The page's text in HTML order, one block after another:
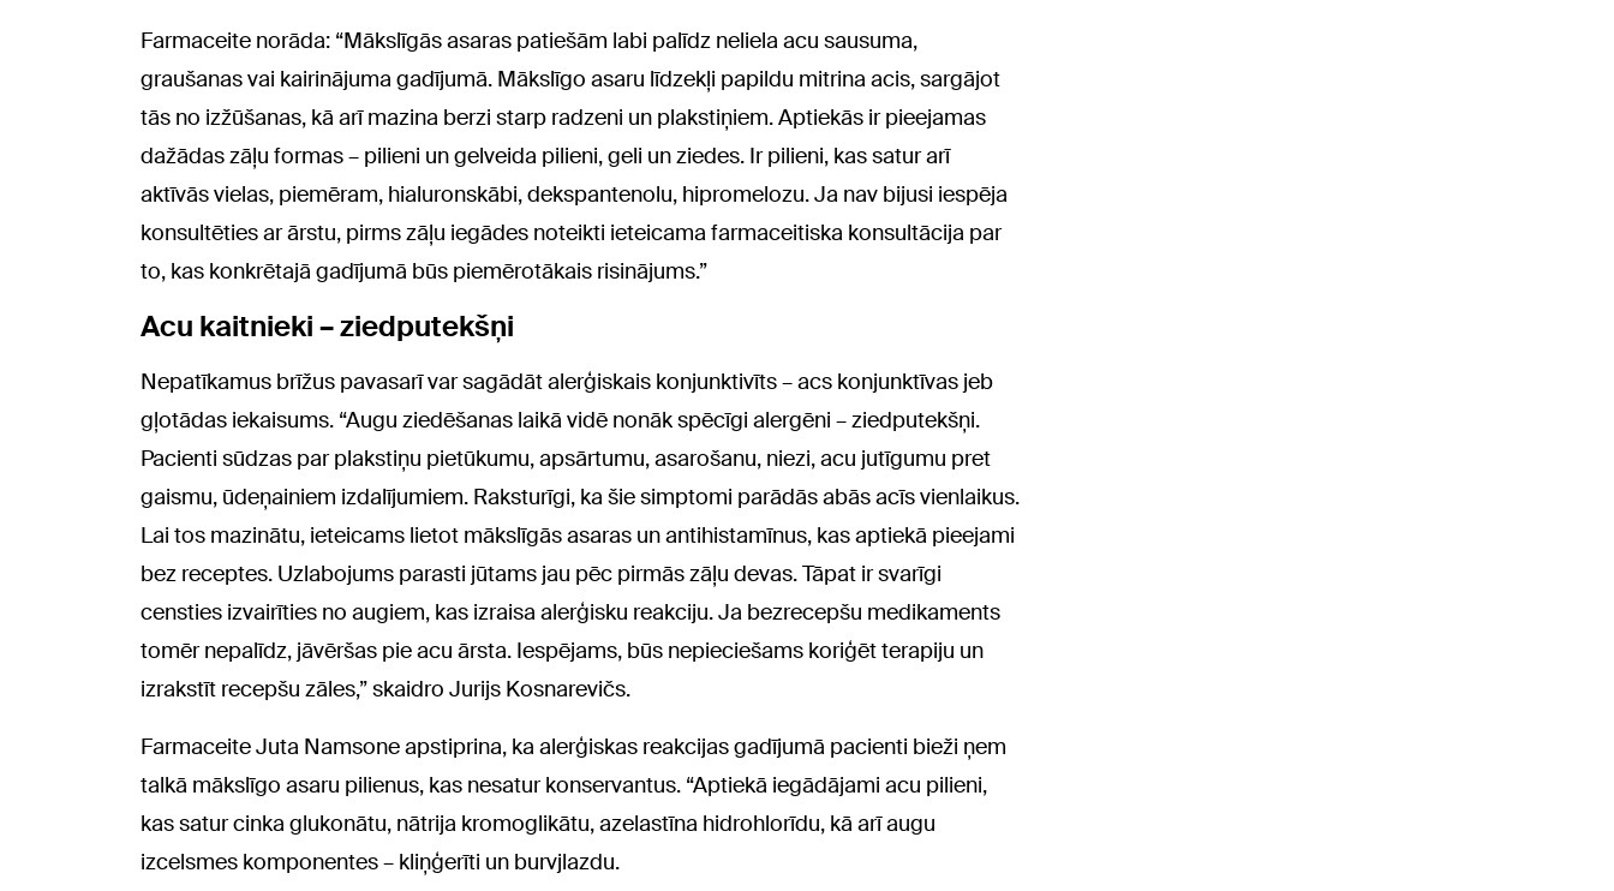
Farmaceite norāda: “Mākslīgās asaras patiešām labi palīdz neliela acu sausuma,
graušanas vai kairinājuma gadījumā. Mākslīgo asaru līdzekļi papildu mitrina acis, sargājot
tās no izžūšanas, kā arī mazina berzi starp radzeni un plakstiņiem. Aptiekās ir pieejamas
dažādas zāļu formas – pilieni un gelveida pilieni, geli un ziedes. Ir pilieni, kas satur arī
aktīvās vielas, piemēram, hialuronskābi, dekspantenolu, hipromelozu. Ja nav bijusi iespēja
konsultēties ar ārstu, pirms zāļu iegādes noteikti ieteicama farmaceitiska konsultācija par
to, kas konkrētajā gadījumā būs piemērotākais risinājums.”
Acu kaitnieki – ziedputekšņi
Nepatīkamus brīžus pavasarī var sagādāt alerģiskais konjunktivīts – acs konjunktīvas jeb
gļotādas iekaisums. “Augu ziedēšanas laikā vidē nonāk spēcīgi alergēni – ziedputekšņi.
Pacienti sūdzas par plakstiņu pietūkumu, apsārtumu, asarošanu, niezi, acu jutīgumu pret
gaismu, ūdeņainiem izdalījumiem. Raksturīgi, ka šie simptomi parādās abās acīs vienlaikus.
Lai tos mazinātu, ieteicams lietot mākslīgās asaras un antihistamīnus, kas aptiekā pieejami
bez receptes. Uzlabojums parasti jūtams jau pēc pirmās zāļu devas. Tāpat ir svarīgi
censties izvairīties no augiem, kas izraisa alerģisku reakciju. Ja bezrecepšu medikaments
tomēr nepalīdz, jāvēršas pie acu ārsta. Iespējams, būs nepieciešams koriģēt terapiju un
izrakstīt recepšu zāles,” skaidro Jurijs Kosnarevičs.
Farmaceite Juta Namsone apstiprina, ka alerģiskas reakcijas gadījumā pacienti bieži ņem
talkā mākslīgo asaru pilienus, kas nesatur konservantus. “Aptiekā iegādājami acu pilieni,
kas satur cinka glukonātu, nātrija kromoglikātu, azelastīna hidrohlorīdu, kā arī augu
izcelsmes komponentes – kliņģerīti un burvjlazdu.